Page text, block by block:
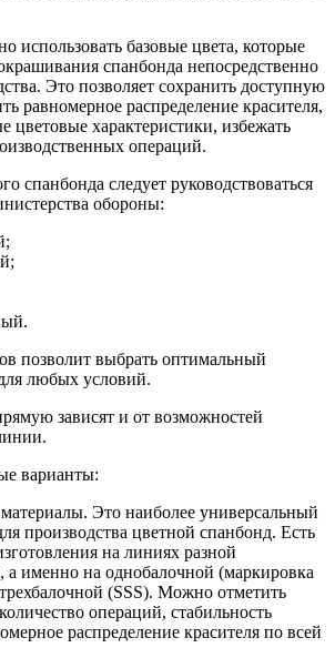
использовать базовые цвета, которые
спанбонда непосредственно
Это позволяет сохранить доступную
равномерное распределение красителя,
цветовые характеристики, избежать
операций.
спанбонда следует руководствоваться
обороны:
позволит выбрать оптимальный
любых условий.
зависят и от возможностей
варианты:
Это наиболее универсальный
производства цветной спанбонд. Есть
на линиях разной
а именно на однобалочной (маркировка
(SSS). Можно отметить
операций, стабильность
распределение красителя по всей